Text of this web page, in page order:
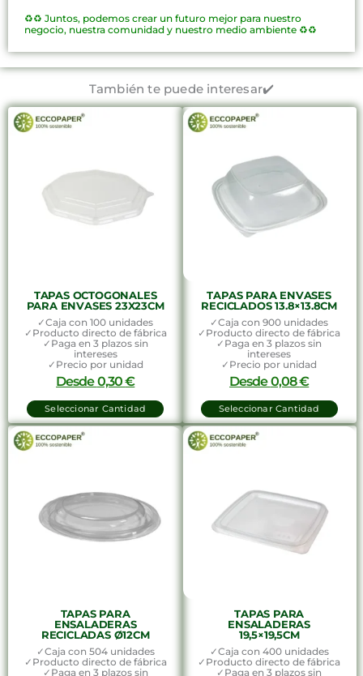
♻️♻️ Juntos, podemos crear un futuro mejor para nuestro
negocio, nuestra comunidad y nuestro medio ambiente ♻️♻️
También te puede interesar✔️
TAPAS OCTOGONALES
PARA ENVASES 23X23CM
✓Caja con 100 unidades
✓Producto directo de fábrica
✓Paga en 3 plazos sin
intereses
✓Precio por unidad
Desde0,30€
Seleccionar Cantidad
TAPAS PARA ENVASES
RECICLADOS 13.8×13.8CM
✓Caja con 900 unidades
✓Producto directo de fábrica
✓Paga en 3 plazos sin
intereses
✓Precio por unidad
Desde0,08€
Seleccionar Cantidad
TAPAS PARA
ENSALADERAS
RECICLADAS Ø12CM
✓Caja con 504 unidades
✓Producto directo de fábrica
✓Paga en 3 plazos sin
TAPAS PARA
ENSALADERAS
19,5×19,5CM
✓Caja con 400 unidades
✓Producto directo de fábrica
✓Paga en 3 plazos sin